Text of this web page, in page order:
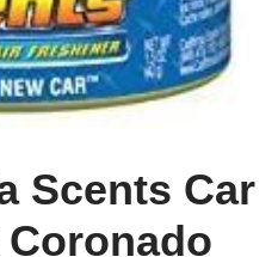
Scents Car